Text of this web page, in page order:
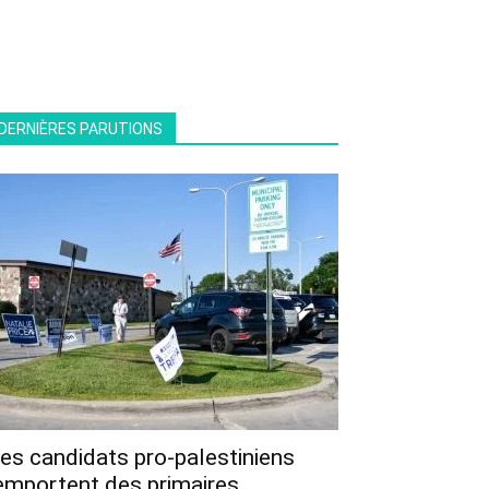
PARUTIONS
candidats pro-palestiniens